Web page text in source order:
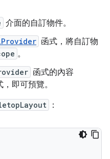
介面的自訂物件。
函式，將自訂物
。
函式的內容
即可預覽。
：